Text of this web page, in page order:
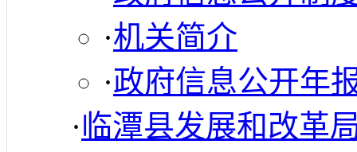
·机关简介
·政府信息公开年
·临潭县发展和改革